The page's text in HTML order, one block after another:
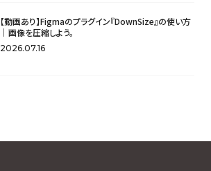
【動画あり】Figmaのプラグイン『DownSize』の使い方
｜画像を圧縮しよう。
2026.07.16